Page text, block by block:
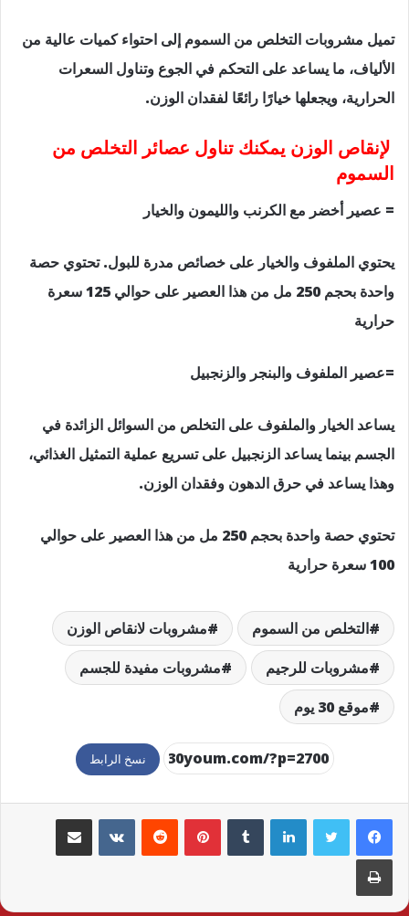
تميل مشروبات التخلص من السموم إلى احتواء كميات عالية من
الألياف، ما يساعد على التحكم في الجوع وتناول السعرات
الحرارية، ويجعلها خيارًا رائعًا لفقدان الوزن.
لإنقاص الوزن يمكنك تناول عصائر التخلص من
السموم
= عصير أخضر مع الكرنب والليمون والخيار
يحتوي الملفوف والخيار على خصائص مدرة للبول. تحتوي حصة
واحدة بحجم 250 مل من هذا العصير على حوالي 125 سعرة
حرارية
=عصير الملفوف والبنجر والزنجبيل
يساعد الخيار والملفوف على التخلص من السوائل الزائدة في
الجسم بينما يساعد الزنجبيل على تسريع عملية التمثيل الغذائي،
وهذا يساعد في حرق الدهون وفقدان الوزن.
تحتوي حصة واحدة بحجم 250 مل من هذا العصير على حوالي
100 سعرة حرارية
التخلص من السموم
مشروبات لانقاص الوزن
مشروبات للرجيم
مشروبات مفيدة للجسم
موقع 30 يوم
نسخ الرابط
لينكدإن بينتيريست مشاركة عبر البريد
طباعة